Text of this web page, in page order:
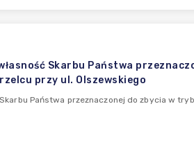
Skarbu Państwa
przy ul. Olszewskiego
Państwa przeznaczonej do zbycia w